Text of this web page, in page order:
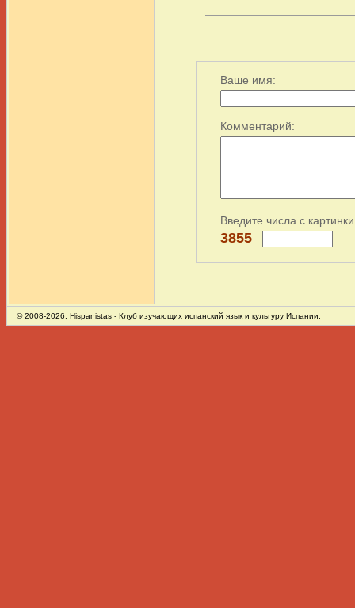
Ваше имя:
Комментарий:
Введите числа с
3855
© 2008-2026, Hispanistas - Клуб изучающих испанский язык и культуру Испании.